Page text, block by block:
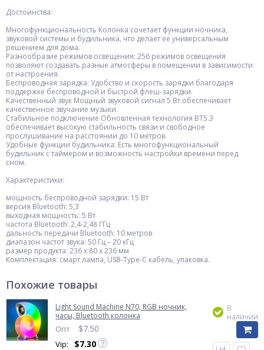
Достоинства:
Многофункциональность Колонка сочетает функции ночника,
звуковой системы и будильника, что делает ее универсальным
решением для дома.
Разнообразие режимов освещения: 256 режимов освещения
позволяют создавать разные атмосферы в помещении в зависимости
от настроения.
Беспроводная зарядка: Удобство и скорость зарядки благодаря
поддержке беспроводной и быстрой флеш-зарядки.
Качественный звук Мощный звуковой сигнал 5 Вт обеспечивает
качественное звучание музыки.
Стабильное подключение Обновленная технология BT5.3
обеспечивает высокую стабильность связи и свободное
прослушивание на расстоянии до 10 метров.
Удобные функции будильника: Есть многофункциональный
будильник с таймером и возможность настройки времени перед
сном.
Характеристики:
мощность беспроводной зарядки: 15 Вт
версия Bluetooth: 5,3
выходная мощность: 5 Вт
частота Bluetooth: 2,4-2,48 ГГц
дальность передачи Bluetooth: 10 метров
диапазон частот звука: 50 Гц – 20 кГц
размер продукта: 236 х 80 х 236 мм
Комплектация: смарт лампа, USB-Type-C кабель, упаковка.
Похожие товары
Light Sound Machine N70, RGB ночник,
часы, Bluetooth колонка
Опт $7.50
Vip: $7.30
В
наличии